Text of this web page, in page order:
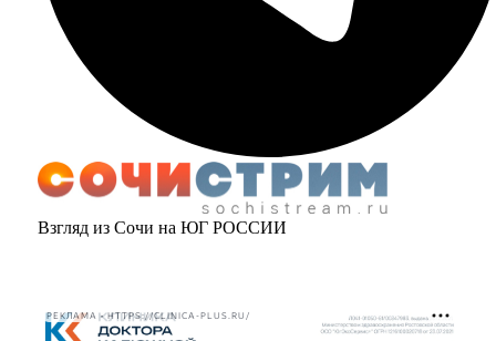
Взгляд из Сочи на ЮГ РОССИИ
РЕКЛАМА • HTTPS://CLINICA-PLUS.RU/